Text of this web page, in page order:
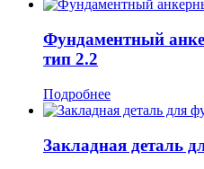
Фундаментный
тип 2.2
Подробнее
Закладная деталь